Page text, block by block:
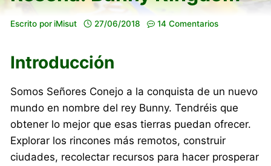
Escrito por iMisut 27/06/2018 14 Comentarios
Introducción
Somos Señores Conejo a la conquista de un nuevo
mundo en nombre del rey Bunny. Tendréis que
obtener lo mejor que esas tierras puedan ofrecer.
Explorar los rincones más remotos, construir
ciudades, recolectar recursos para hacer prosperar